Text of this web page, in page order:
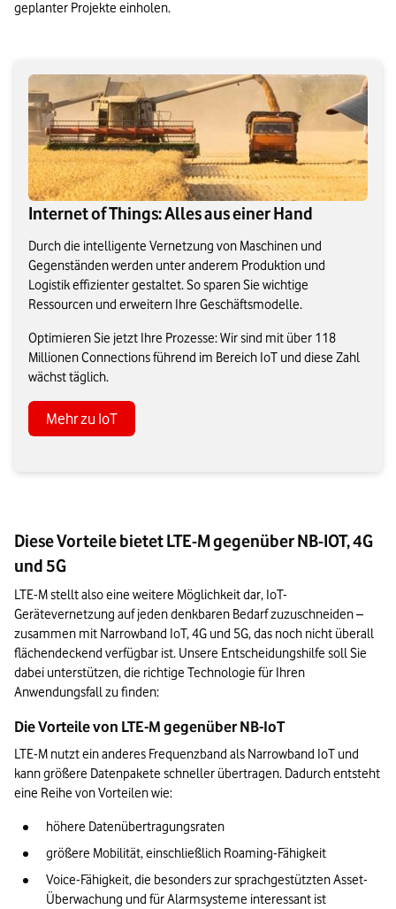
geplanter Projekte einholen.
Internet of Things: Alles aus einer Hand
Durch die intelligente Vernetzung von Maschinen und
Gegenständen werden unter anderem Produktion und
Logistik effizienter gestaltet. So sparen Sie wichtige
Ressourcen und erweitern Ihre Geschäftsmodelle.
Optimieren Sie jetzt Ihre Prozesse: Wir sind mit über 118
Millionen Connections führend im Bereich IoT und diese Zahl
wächst täglich.
Mehr zu IoT
Diese Vorteile bietet LTE-M gegenüber NB-IOT, 4G
und 5G
LTE-M stellt also eine weitere Möglichkeit dar, IoT-
Gerätevernetzung auf jeden denkbaren Bedarf zuzuschneiden –
zusammen mit Narrowband IoT, 4G und 5G, das noch nicht überall
flächendeckend verfügbar ist. Unsere Entscheidungshilfe soll Sie
dabei unterstützen, die richtige Technologie für Ihren
Anwendungsfall zu finden:
Die Vorteile von LTE-M gegenüber NB-IoT
LTE-M nutzt ein anderes Frequenzband als Narrowband IoT und
kann größere Datenpakete schneller übertragen. Dadurch entsteht
eine Reihe von Vorteilen wie:
höhere Datenübertragungsraten
größere Mobilität, einschließlich Roaming-Fähigkeit
Voice-Fähigkeit, die besonders zur sprachgestützten Asset-
Überwachung und für Alarmsysteme interessant ist